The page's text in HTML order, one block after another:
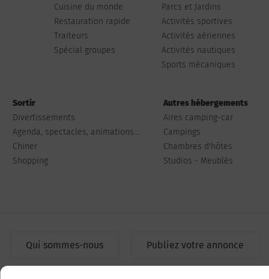
Cuisine du monde
Restauration rapide
Traiteurs
Spécial groupes
Parcs et Jardins
Activités sportives
Activités aériennes
Activités nautiques
Sports mécaniques
Sortir
Divertissements
Agenda, spectacles, animations...
Chiner
Shopping
Autres hébergements
Aires camping-car
Campings
Chambres d'hôtes
Studios - Meublés
Qui sommes-nous Publiez votre annonce